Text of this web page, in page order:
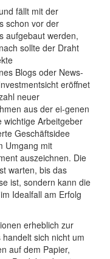
fällt mit der
schon vor der
aufgebaut werden,
sollte der Draht
Blogs oder News-
eröffnet
neuer
aus der ei-genen
wichtige Arbeitgeber
Geschäftsidee
Umgang mit
auszeichnen. Die
warten, bis das
ist, sondern kann die
Idealfall am Erfolg
erheblich zur
sich nicht um
auf dem Papier,